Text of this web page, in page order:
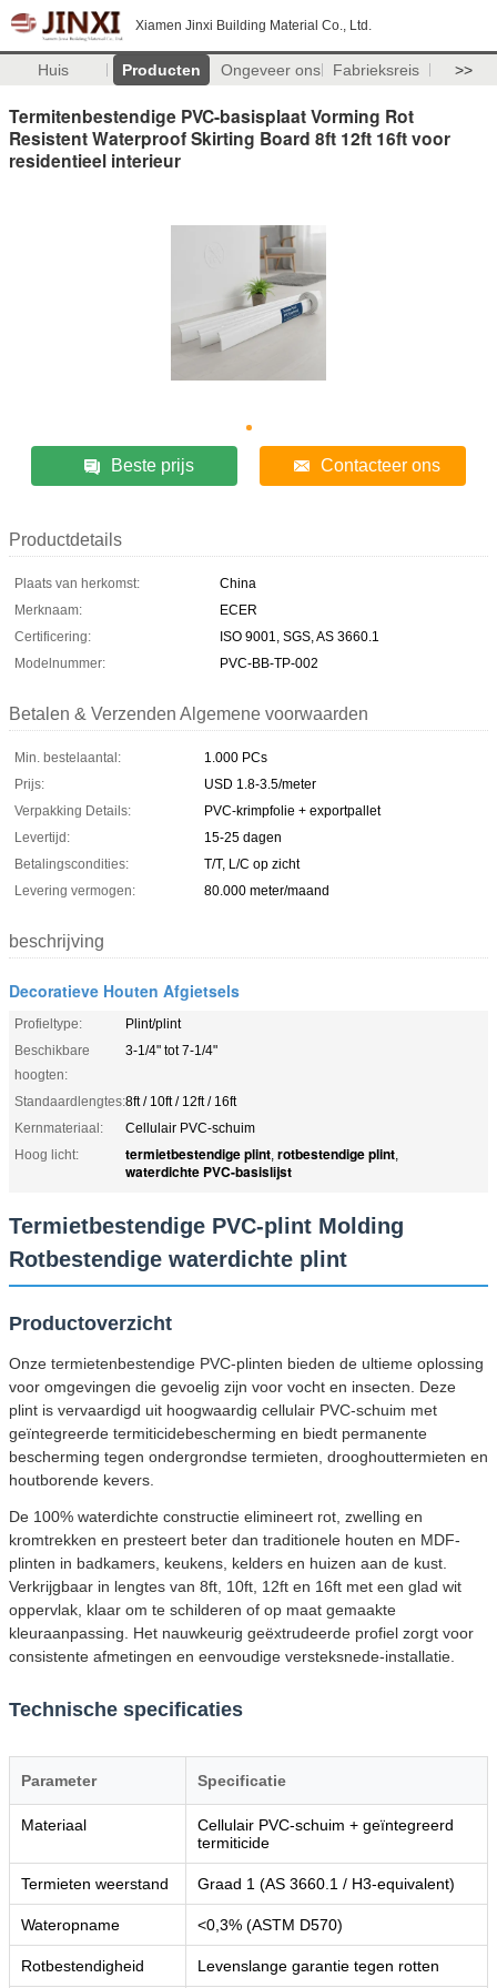
Xiamen Jinxi Building Material Co., Ltd.
Huis Producten Ongeveer ons Fabrieksreis >>
Termitenbestendige PVC-basisplaat Vorming Rot
Resistent Waterproof Skirting Board 8ft 12ft 16ft voor
residentieel interieur
Beste prijs Contacteer ons
Productdetails
Plaats van herkomst:
China
Merknaam:
ECER
Certificering:
ISO 9001, SGS, AS 3660.1
Modelnummer:
PVC-BB-TP-002
Betalen & Verzenden Algemene voorwaarden
Min. bestelaantal:
1.000 PCs
Prijs:
USD 1.8-3.5/meter
Verpakking Details:
PVC-krimpfolie + exportpallet
Levertijd:
15-25 dagen
Betalingscondities:
T/T, L/C op zicht
Levering vermogen:
80.000 meter/maand
beschrijving
Decoratieve Houten Afgietsels
Profieltype:
Plint/plint
Beschikbare
hoogten:
3-1/4" tot 7-1/4"
Standaardlengtes:8ft / 10ft / 12ft / 16ft
Kernmateriaal:
Cellulair PVC-schuim
Hoog licht:
termietbestendige plint, rotbestendige plint,
waterdichte PVC-basislijst
Termietbestendige PVC-plint Molding
Rotbestendige waterdichte plint
Productoverzicht
Onze termietenbestendige PVC-plinten bieden de ultieme oplossing
voor omgevingen die gevoelig zijn voor vocht en insecten. Deze
plint is vervaardigd uit hoogwaardig cellulair PVC-schuim met
geïntegreerde termiticidebescherming en biedt permanente
bescherming tegen ondergrondse termieten, drooghouttermieten en
houtborende kevers.
De 100% waterdichte constructie elimineert rot, zwelling en
kromtrekken en presteert beter dan traditionele houten en MDF-
plinten in badkamers, keukens, kelders en huizen aan de kust.
Verkrijgbaar in lengtes van 8ft, 10ft, 12ft en 16ft met een glad wit
oppervlak, klaar om te schilderen of op maat gemaakte
kleuraanpassing. Het nauwkeurig geëxtrudeerde profiel zorgt voor
consistente afmetingen en eenvoudige versteksnede-installatie.
Technische specificaties
Parameter Specificatie
Materiaal
Cellulair PVC-schuim + geïntegreerd
termiticide
Termieten weerstand Graad 1 (AS 3660.1 / H3-equivalent)
Wateropname <0,3% (ASTM D570)
Rotbestendigheid Levenslange garantie tegen rotten